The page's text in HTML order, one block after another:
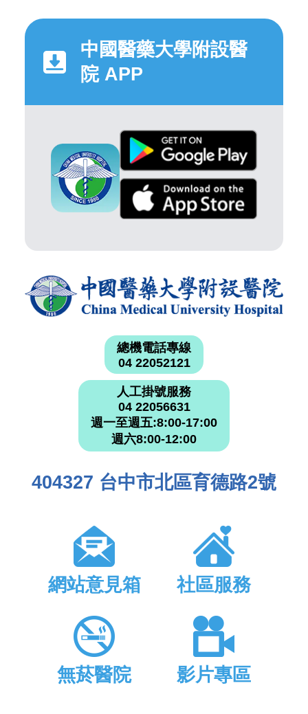
中國醫藥大學附設醫
院 APP
總機電話專線
04 22052121
人工掛號服務
04 22056631
週一至週五:8:00-17:00
週六8:00-12:00
404327 台中市北區育德路2號
網站意見箱 社區服務
無菸醫院 影片專區